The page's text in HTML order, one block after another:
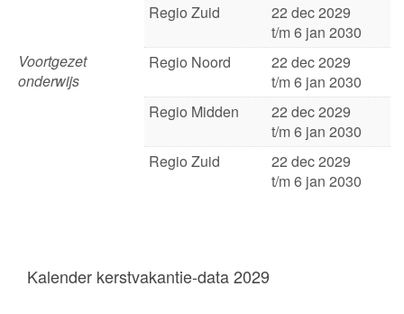
Regio Zuid
22 dec 2029
t/m 6 jan 2030
Voortgezet
onderwijs
Regio Noord
22 dec 2029
t/m 6 jan 2030
Regio Midden
22 dec 2029
t/m 6 jan 2030
Regio Zuid
22 dec 2029
t/m 6 jan 2030
Kalender kerstvakantie-data 2029